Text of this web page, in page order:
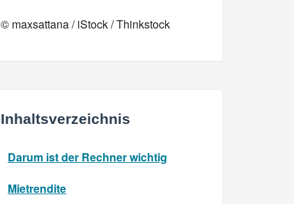
© maxsattana / iStock / Thinkstock
Inhaltsverzeichnis
Darum ist der Rechner wichtig
Mietrendite